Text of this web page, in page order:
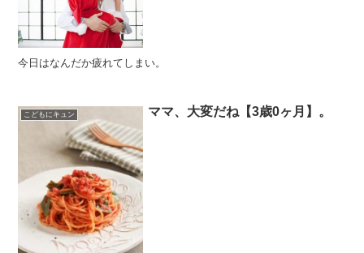
今日はなんだか疲れてしまい。
こどもにキュン ママ、大変だね【3歳0ヶ月】。